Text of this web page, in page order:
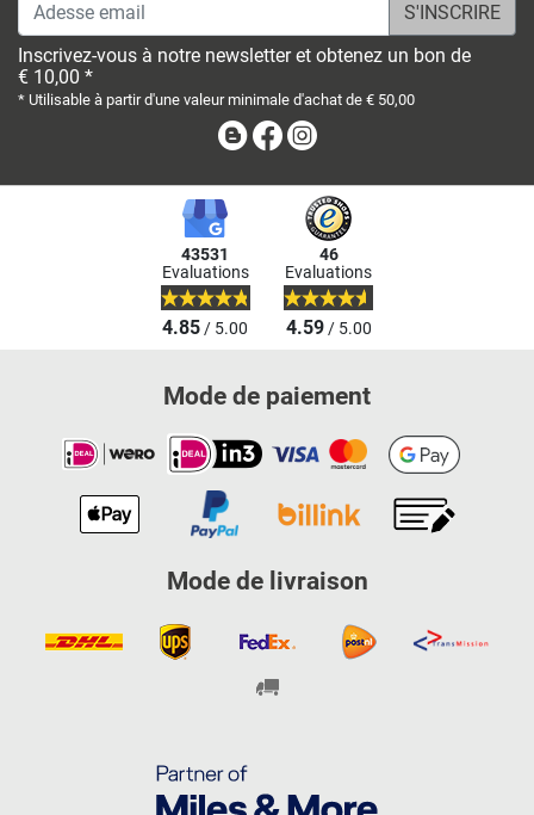
Inscrivez-vous à notre newsletter et obtenez un bon de
€ 10,00 *
* Utilisable à partir d'une valeur minimale d'achat de € 50,00
BlogFacebook
43531
Evaluations
4.85/ 5.00
46
Evaluations
4.59/ 5.00
Mode de paiement
Mode de livraison